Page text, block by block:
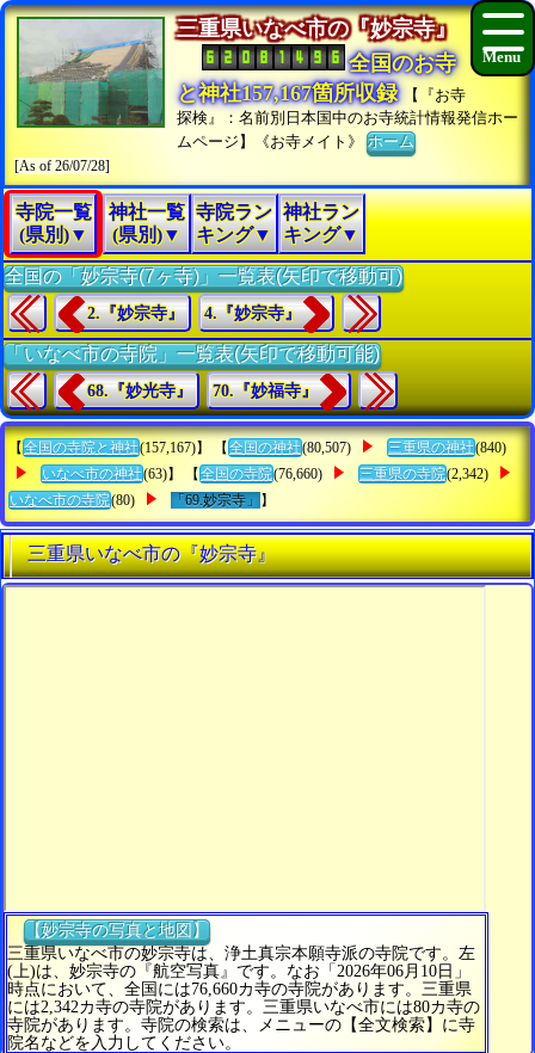
三重県いなべ市の『妙宗寺』
全国のお寺
と神社157,167箇所収録
【『お寺
探検』：名前別日本国中のお寺統計情報発信ホー
ムページ】《お寺メイト》ホーム
[As of 26/07/28]
寺院一覧
(県別)▼
神社一覧
(県別)▼
寺院ラン
キング▼
神社ラン
キング▼
全国の「妙宗寺(7ヶ寺)」一覧表(矢印で移動可)
2.『妙宗寺』 4.『妙宗寺』
「いなべ市の寺院」一覧表(矢印で移動可能)
68.『妙光寺』 70.『妙福寺』
【 全国の寺院と神社(157,167)】 【 全国の神社(80,507) 三重県の神社(840)
いなべ市の神社(63)】 【 全国の寺院(76,660) 三重県の寺院(2,342)
いなべ市の寺院(80) 「69.妙宗寺」 】
三重県いなべ市の『妙宗寺』
【妙宗寺の写真と地図】
三重県いなべ市の妙宗寺は、浄土真宗本願寺派の寺院です。左
(上)は、妙宗寺の『航空写真』です。なお「2026年06月10日」
時点において、全国には76,660カ寺の寺院があります。三重県
には2,342カ寺の寺院があります。三重県いなべ市には80カ寺の
寺院があります。寺院の検索は、メニューの【全文検索】に寺
院名などを入力してください。